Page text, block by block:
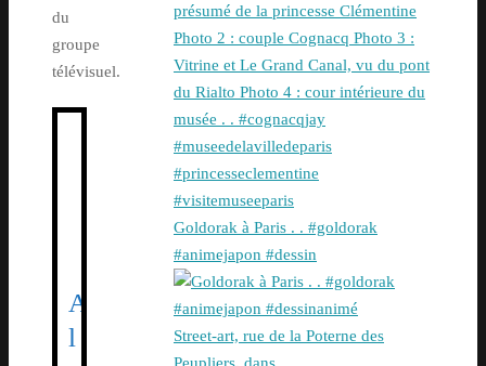
du
groupe
télévisuel.
A
l
Goldorak à Paris . . #goldorak
#animejapon #dessin
Street-art, rue de la Poterne des